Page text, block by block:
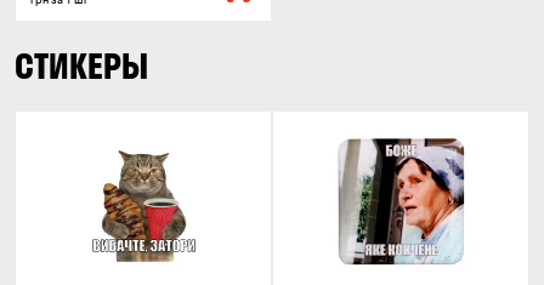
СТИКЕРЫ